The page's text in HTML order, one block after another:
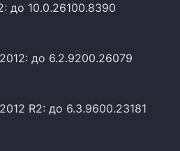
до 10.0.26100.8390
до 6.2.9200.26079
R2: до 6.3.9600.23181